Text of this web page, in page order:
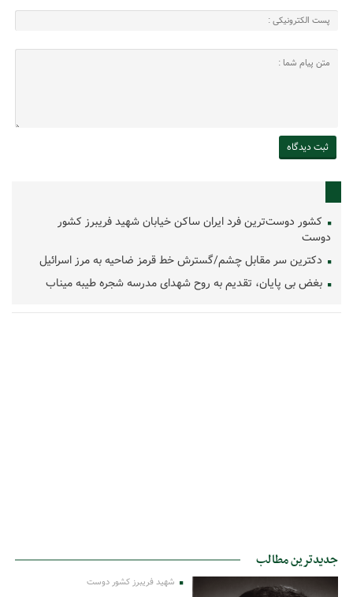
کشور دوست‌ترین فرد ایران ساکن خیابان شهید فریبرز کشور
دوست
دکترین سر مقابل چشم/گسترش خط قرمز ضاحیه به مرز اسرائیل
بغض بی پایان، تقدیم به روح شهدای مدرسه شجره طیبه میناب
جدیدترین مطالب
شهید فریبرز کشور دوست